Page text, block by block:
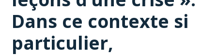
Dans ce contexte si
particulier,